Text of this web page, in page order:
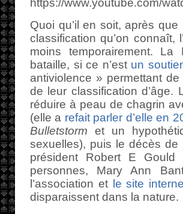
https://www.youtube.com/
Quoi qu’il en soit, après
classification qu’on connaît,
moins temporairement.
bataille, si ce n’est un
antiviolence » permettant
de leur classification d’âge.
réduire à peau de chagrin
(elle a refait parler d’elle en
Bulletstorm et un
sexuelles), puis le décès
président Robert E
personnes, Mary Ann
l’association et le site
disparaissent dans la nature.